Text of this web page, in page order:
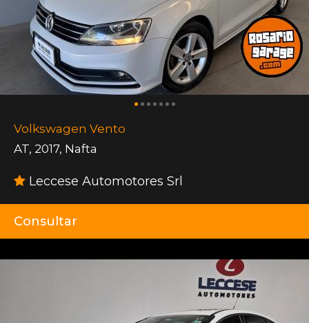
Volkswagen Vento
AT, 2017, Nafta
Leccese Automotores Srl
Consultar